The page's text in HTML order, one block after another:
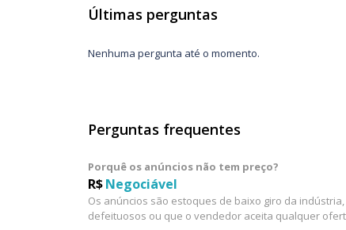
Últimas perguntas
Nenhuma pergunta até o momento.
Perguntas frequentes
Porquê os anúncios não tem preço?
R$Negociável
Os anúncios são estoques de baixo giro da
defeituosos ou que o vendedor aceita qualquer